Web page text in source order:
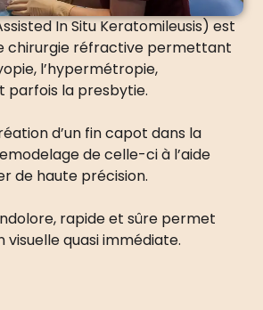
In Situ Keratomileusis) est
chirurgie réfractive permettant
l’hypermétropie,
parfois la presbytie.
d’un fin capot dans la
de celle-ci à l’aide
de haute précision.
rapide et sûre permet
quasi immédiate.